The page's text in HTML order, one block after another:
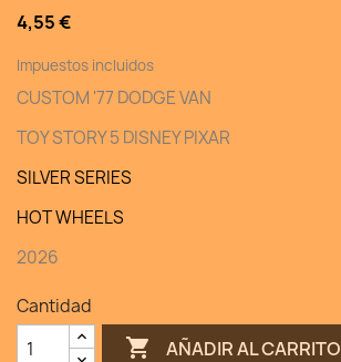
4,55 €
Impuestos incluidos
CUSTOM '77 DODGE VAN
TOY STORY 5 DISNEY PIXAR
SILVER SERIES
HOT WHEELS
2026
Cantidad
 AÑADIR AL CARRITO